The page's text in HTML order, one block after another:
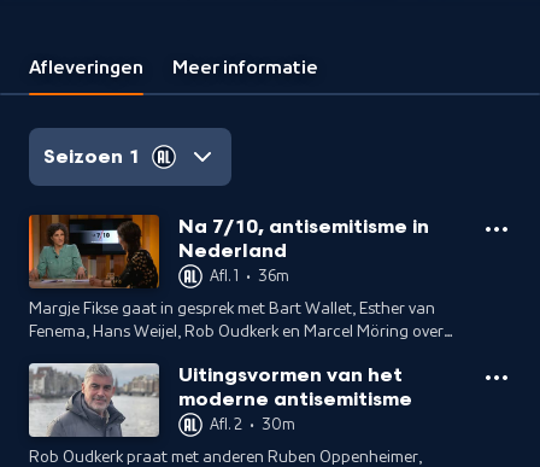
Afleveringen Meer informatie
Seizoen 1
Na 7/10, antisemitisme in
Nederland
Afl. 1 • 36m
Margje Fikse gaat in gesprek met Bart Wallet, Esther van
Fenema, Hans Weijel, Rob Oudkerk en Marcel Möring over
Uitingsvormen van het
moderne antisemitisme
Afl. 2 • 30m
Rob Oudkerk praat met anderen Ruben Oppenheimer,